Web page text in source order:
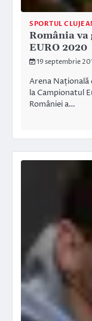
SPORTUL
România
EURO 2020
19 septembrie
Arena Națională
la Campionatul
României a…